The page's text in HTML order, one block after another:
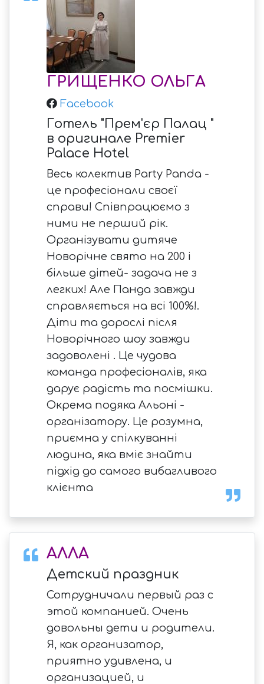
ГРИЩЕНКО ОЛЬГА
Facebook
Готель "Прем'єр Палац "
в оригинале Premier
Palace Hotel
Весь колектив Party Panda -
це професіонали своєї
справи! Співпрацюємо з
ними не перший рік.
Організувати дитяче
Новорічне свято на 200 і
більше дітей- задача не з
легких! Але Панда завжди
справляється на всі 100%!.
Діти та дорослі після
Новорічного шоу завжди
задоволені . Це чудова
команда професіоналів, яка
дарує радість та посмішки.
Окрема подяка Альоні -
організатору. Це розумна,
приємна у спілкуванні
людина, яка вміє знайти
підхід до самого вибагливого
клієнта
АЛЛА
Детский праздник
Сотрудничали первый раз с
этой компанией. Очень
довольны дети и родители.
Я, как организатор,
приятно удивлена, и
организацией, и